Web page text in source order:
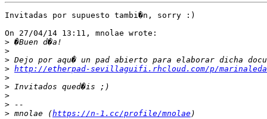
Invitadas por supuesto tambi�n, sorry :)
On 27/04/14 13:11, mnolae wrote:
>
>
>
> http://etherpad-sevillaguifi.rhcloud.com/p/marinaleda
>
>
>
>
> mnolae (https://n-1.cc/profile/mnolae